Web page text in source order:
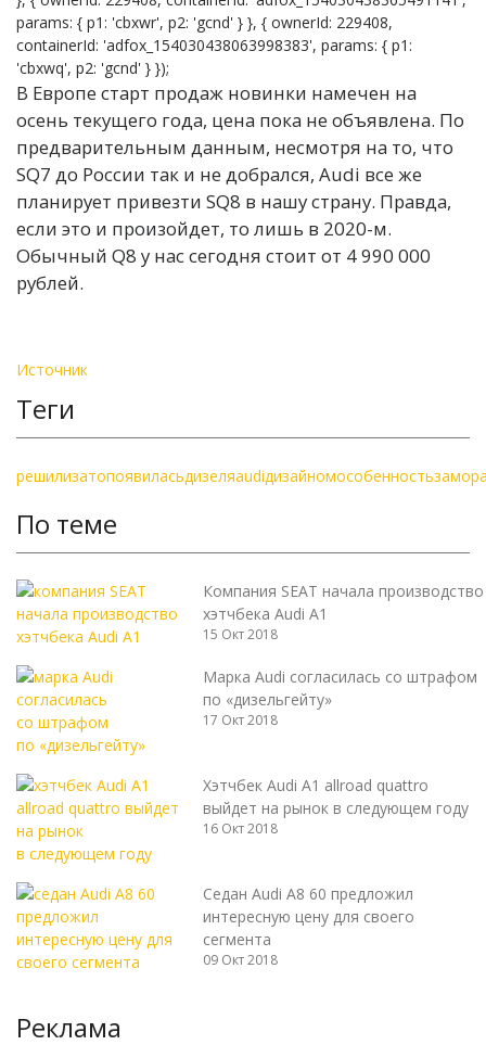
params: { p1: 'cbxwr', p2: 'gcnd' } }, { ownerId: 229408,
containerId: 'adfox_154030438063998383', params: { p1:
'cbxwq', p2: 'gcnd' } });
В Европе старт продаж новинки намечен на
осень текущего года, цена пока не объявлена. По
предварительным данным, несмотря на то, что
SQ7 до России так и не добрался, Audi все же
планирует привезти SQ8 в нашу страну. Правда,
если это и произойдет, то лишь в 2020-м.
Обычный Q8 у нас сегодня стоит от 4 990 000
рублей.
Источник
Теги
решилизатопоявиласьдизеляaudiдизайномособенность
По теме
Компания SEAT начала производство
хэтчбека Audi A1
15 Окт 2018
Марка Audi согласилась со штрафом
по «дизельгейту»
17 Окт 2018
Хэтчбек Audi A1 allroad quattro
выйдет на рынок в следующем году
16 Окт 2018
Седан Audi A8 60 предложил
интересную цену для своего
сегмента
09 Окт 2018
Реклама